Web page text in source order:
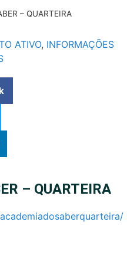
– QUARTEIRA
ATIVO, INFORMAÇÕES
– QUARTEIRA